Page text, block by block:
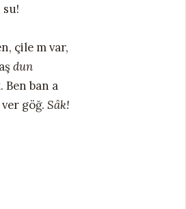
su!
çile m var,
dun
Ben ban a
ver göğ. Sâk!